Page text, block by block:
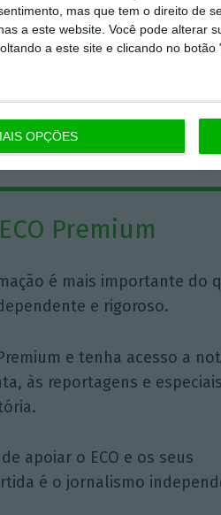
mas que tem o direito de
a este website. Você pode alterar
a este site e clicando no botão
OPÇÕES
de telecomunicações
, e que está a definir
Premium
é mais importante do
e rigoroso.
e tenha acesso a
às reportagens e
apoiar o ECO e os seus
é o jornalismo